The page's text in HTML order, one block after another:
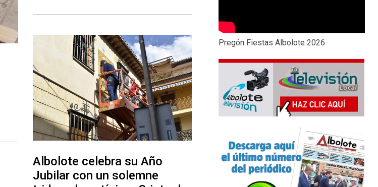
Albolote celebra su Año
Jubilar con un solemne
Pregón Fiestas Albolote 2026